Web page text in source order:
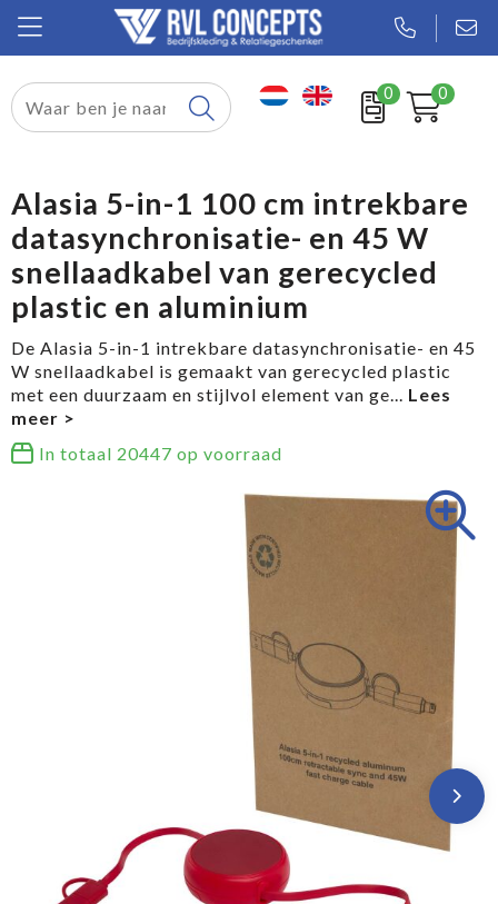
0 0
Relatiegeschenken
Tassen
Sport
Alasia 5-in-1 100 cm intrekbare
datasynchronisatie- en 45 W
snellaadkabel van gerecycled
plastic en aluminium
De Alasia 5-in-1 intrekbare datasynchronisatie- en 45
W snellaadkabel is gemaakt van gerecycled plastic
met een duurzaam en stijlvol element van ge...
In totaal 20447 op voorraad